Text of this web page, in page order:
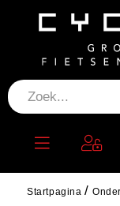
Startpagina